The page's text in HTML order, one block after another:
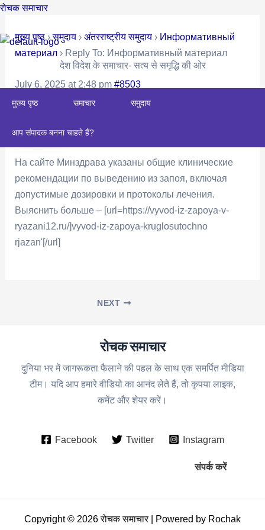
Skip
content
रोचक समाचार
देश विदेश के समाचार- सत्य से समृद्धि की ओर
मुख्य पृष्ठ समाचार समुदाय
आप संपादक बनना चाहते हैं?
मुख्य पृष्ठ › समुदाय › अंतरराष्ट्रीय समुदाय › Информативный
материал › Reply To: Информативный материал
July 6, 2025 at 2:48 pm #8503
На сайте Минздрава указаны общие клинические
рекомендации по выведению из запоя, включая
допустимые дозировки и протоколы лечения.
Выяснить больше – [url=https://vyvod-iz-zapoya-v-
ryazani12.ru/]vyvod-iz-zapoya-kruglosutochno
rjazan'[/url]
Post
NEXT
रोचक समाचार
दुनिया भर में जागरूकता फैलाने की पहल के साथ एक समर्पित मीडिया
टीम। यदि आप हमारे वीडियो का आनंद लेते हैं, तो कृपया लाइक,
कमेंट और शेयर करें।
Facebook Twitter Instagram
संपर्क करें
Copyright © 2026 रोचक समाचार | Powered by Rochak